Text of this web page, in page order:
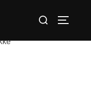
Søg